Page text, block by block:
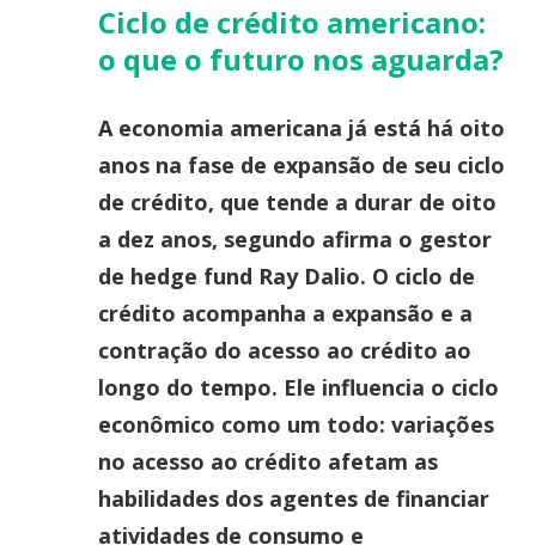
Ciclo de crédito americano:
o que o futuro nos aguarda?
A economia americana já está há oito
anos na fase de expansão de seu ciclo
de crédito, que tende a durar de oito
a dez anos, segundo afirma o gestor
de hedge fund Ray Dalio. O ciclo de
crédito acompanha a expansão e a
contração do acesso ao crédito ao
longo do tempo. Ele influencia o ciclo
econômico como um todo: variações
no acesso ao crédito afetam as
habilidades dos agentes de financiar
atividades de consumo e